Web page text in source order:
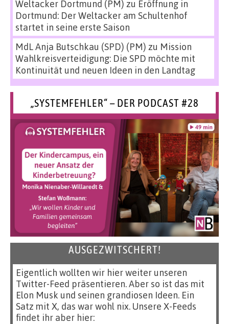
Weltacker Dortmund (PM) zu Eröffnung in
Dortmund: Der Weltacker am Schultenhof
startet in seine erste Saison
MdL Anja Butschkau (SPD) (PM) zu Mission
Wahlkreisverteidigung: Die SPD möchte mit
Kontinuität und neuen Ideen in den Landtag
„SYSTEMFEHLER“ – DER PODCAST #28
AUSGEZWITSCHERT!
Eigentlich wollten wir hier weiter unseren
Twitter-Feed präsentieren. Aber so ist das mit
Elon Musk und seinen grandiosen Ideen. Ein
Satz mit X, das war wohl nix. Unsere X-Feeds
findet ihr aber hier: